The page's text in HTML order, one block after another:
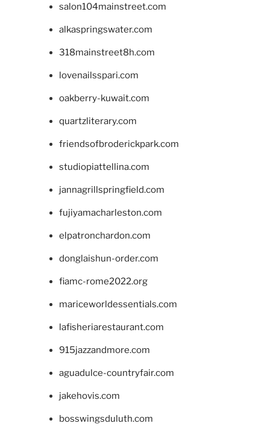
salon104mainstreet.com
alkaspringswater.com
318mainstreet8h.com
lovenailsspari.com
oakberry-kuwait.com
quartzliterary.com
friendsofbroderickpark.com
studiopiattellina.com
jannagrillspringfield.com
fujiyamacharleston.com
elpatronchardon.com
donglaishun-order.com
fiamc-rome2022.org
mariceworldessentials.com
lafisheriarestaurant.com
915jazzandmore.com
aguadulce-countryfair.com
jakehovis.com
bosswingsduluth.com